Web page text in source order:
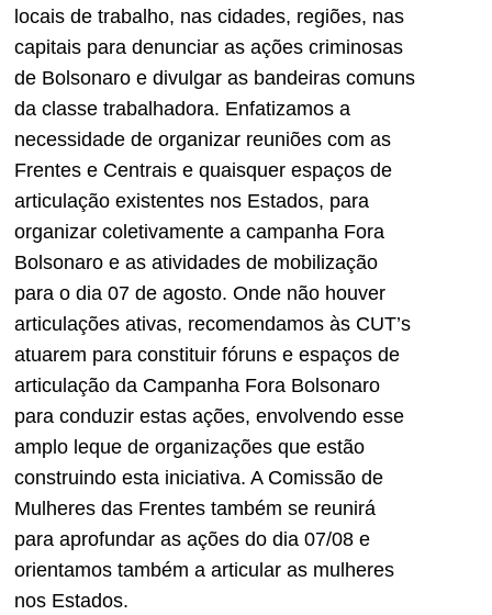
locais de trabalho, nas cidades, regiões, nas
capitais para denunciar as ações criminosas
de Bolsonaro e divulgar as bandeiras comuns
da classe trabalhadora. Enfatizamos a
necessidade de organizar reuniões com as
Frentes e Centrais e quaisquer espaços de
articulação existentes nos Estados, para
organizar coletivamente a campanha Fora
Bolsonaro e as atividades de mobilização
para o dia 07 de agosto. Onde não houver
articulações ativas, recomendamos às CUT’s
atuarem para constituir fóruns e espaços de
articulação da Campanha Fora Bolsonaro
para conduzir estas ações, envolvendo esse
amplo leque de organizações que estão
construindo esta iniciativa. A Comissão de
Mulheres das Frentes também se reunirá
para aprofundar as ações do dia 07/08 e
orientamos também a articular as mulheres
nos Estados.